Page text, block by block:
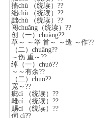
搐chù （统读）??
绌chù （统读）??
黜chù （统读）??
闯chuǎng（统读）??
创（一）chuàng??
草～ ～举 首～ ～造 ～作??
（二）chuāng??
～伤 重～??
绰（一）chuò??
～～有余??
（二）chuo??
宽～??
疵cī （统读）??
雌cí （统读）??
赐cì （统读）??
伺 cì??